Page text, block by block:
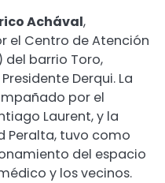
Achával,
el Centro de Atención
del barrio Toro,
Derqui. La
por el
Laurent, y la
Peralta, tuvo como
del espacio
y los vecinos.